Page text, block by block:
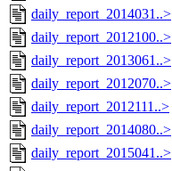
daily_report_2014031..>
daily_report_2012100..>
daily_report_2013061..>
daily_report_2012070..>
daily_report_2012111..>
daily_report_2014080..>
daily_report_2015041..>